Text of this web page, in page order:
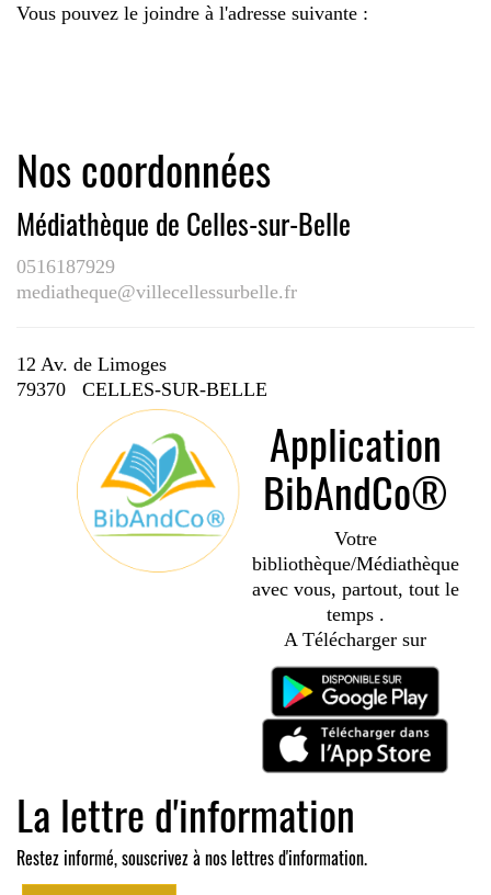
Vous pouvez le joindre à l'adresse suivante :
Nos coordonnées
Médiathèque de Celles-sur-Belle
0516187929
mediatheque@villecellessurbelle.fr
12 Av. de Limoges
79370 CELLES-SUR-BELLE
Application
BibAndCo®
Votre
bibliothèque/Médiathèque
avec vous, partout, tout le
temps .
A Télécharger sur
La lettre d'information
Restez informé, souscrivez à nos lettres d'information.